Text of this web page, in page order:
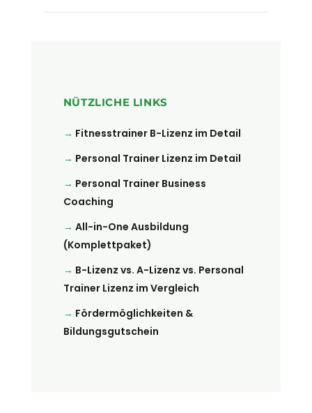
NÜTZLICHE LINKS
Fitnesstrainer B-Lizenz im Detail
Personal Trainer Lizenz im Detail
Personal Trainer Business
Coaching
All-in-One Ausbildung
(Komplettpaket)
B-Lizenz vs. A-Lizenz vs. Personal
Trainer Lizenz im Vergleich
Fördermöglichkeiten &
Bildungsgutschein